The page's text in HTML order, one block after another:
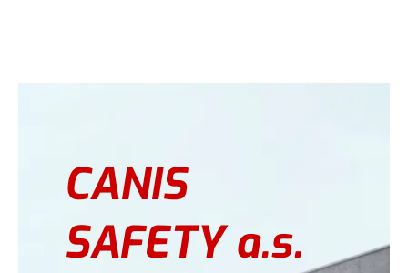
CANIS
SAFETY a.s.